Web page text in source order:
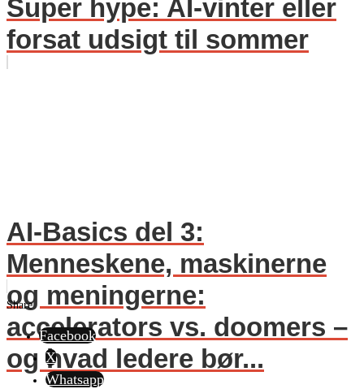
Super hype: AI-vinter eller
forsat udsigt til sommer
AI-Basics del 3:
Menneskene, maskinerne
og meningerne:
accelerators vs. doomers –
og hvad ledere bør...
Share
Facebook
X
Whatsapp